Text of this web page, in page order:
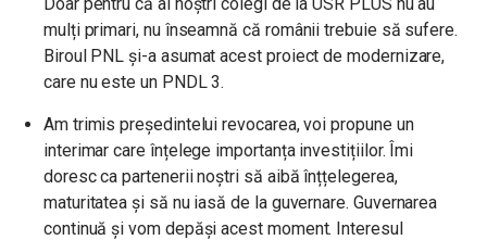
mulți primari, nu înseamnă că românii trebuie să sufere.
Biroul PNL și-a asumat acest proiect de modernizare,
care nu este un PNDL 3.
Am trimis președintelui revocarea, voi propune un
interimar care înțelege importanța investițiilor. Îmi
doresc ca partenerii noștri să aibă înțțelegerea,
maturitatea și să nu iasă de la guvernare. Guvernarea
continuă și vom depăși acest moment. Interesul